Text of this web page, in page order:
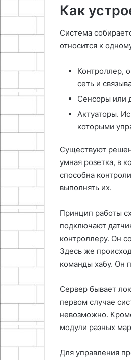
Как
Система
относится к
Контроллер,
сеть и
Сенсоры или
Актуаторы.
которыми
Существуют
умная розетка, в
способна
выполнять их.
Принцип работы
подключают
контроллеру. Он
Здесь же
команды хабу. Он
Сервер бывает
первом случае
невозможно.
модули разных
Для управления